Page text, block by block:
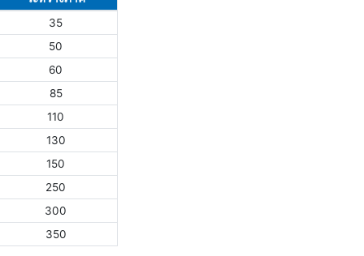
35
50
60
85
110
130
150
250
300
350